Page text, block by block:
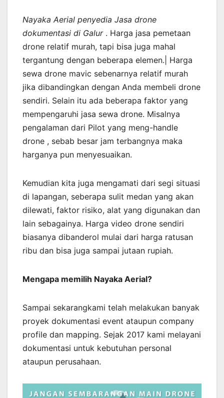
Nayaka Aerial penyedia Jasa drone
dokumentasi di Galur . Harga jasa pemetaan
drone relatif murah, tapi bisa juga mahal
tergantung dengan beberapa elemen.| Harga
sewa drone mavic sebenarnya relatif murah
jika dibandingkan dengan Anda membeli drone
sendiri. Selain itu ada beberapa faktor yang
mempengaruhi jasa sewa drone. Misalnya
pengalaman dari Pilot yang meng-handle
drone , sebab besar jam terbangnya maka
harganya pun menyesuaikan.
Kemudian kita juga mengamati dari segi situasi
di lapangan, seberapa sulit medan yang akan
dilewati, faktor risiko, alat yang digunakan dan
lain sebagainya. Harga video drone sendiri
biasanya dibanderol mulai dari harga ratusan
ribu dan bisa juga sampai jutaan rupiah.
Mengapa memilih Nayaka Aerial?
Sampai sekarangkami telah melakukan banyak
proyek dokumentasi event ataupun company
profile dan mapping. Sejak 2017 kami melayani
dokumentasi untuk kebutuhan personal
ataupun perusahaan.